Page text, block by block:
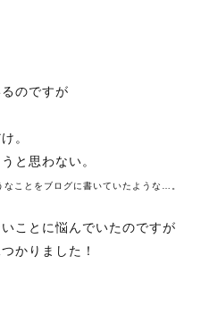
のですが
。
と思わない。
ことをブログに書いていたような…。
ことに悩んでいたのですが
かりました！